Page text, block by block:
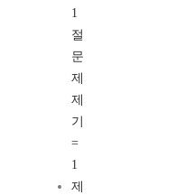
1
절
문
제
제
기
=
1
제